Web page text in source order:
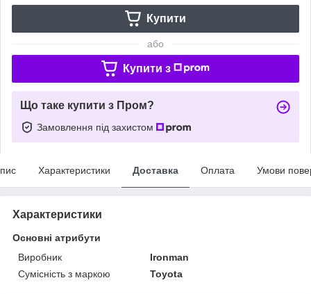
Купити
або
Купити з
Що таке купити з Пром?
Замовлення під захистом
Характеристики Доставка Оплата Умови
Характеристики
Основні атрибути
Виробник
Ironman
Сумісність з маркою
Toyota